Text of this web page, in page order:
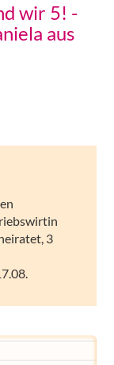
wir 5! -
aus
3